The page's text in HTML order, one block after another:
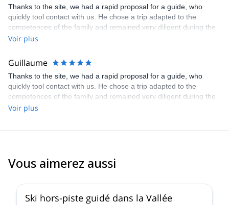
Thanks to the site, we had a rapid proposal for a guide, who
quickly tool contact with us. He chose a trip adapted to the
competences of the family and remained very diligent during the
full trip. Great experience !
Voir plus
Guillaume
Thanks to the site, we had a rapid proposal for a guide, who
quickly tool contact with us. He chose a trip adapted to the
competences of the family and remained very diligent during the
full trip. Great experience !
Voir plus
Vous aimerez aussi
Ski hors-piste guidé dans la Vallée